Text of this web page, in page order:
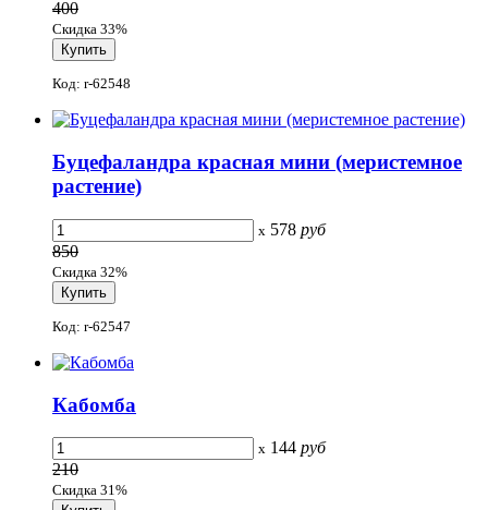
400
Скидка 33%
Код: r-62548
Буцефаландра красная мини (меристемное
растение)
x 578 руб
850
Скидка 32%
Код: r-62547
Кабомба
x 144 руб
210
Скидка 31%